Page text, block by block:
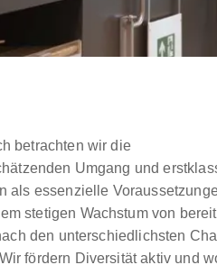
betrachten wir die
Umgang und
als essenzielle
stetigen Wachstum von
den unterschiedlichsten
fördern Diversität aktiv und